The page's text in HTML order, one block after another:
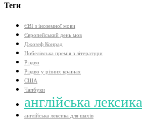
Теги
ЄВІ з іноземної мови
Європейський день мов
Джозеф Конрад
Нобелівська премія з літератури
Різдво
Різдво у різних країнах
США
Чапбуки
англійська лексика
англійська лексика для шахів